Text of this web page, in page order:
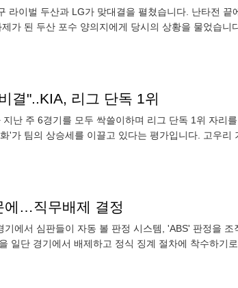
두산과 LG가 맞대결을 펼쳤습니다. 난타전 끝에 두산이 승리했
가 된 두산 포수 양의지에게 당시의 상황을 물었습니
결"..KIA, 리그 단독 1위
지난 주 6경기를 모두 싹쓸이하며 리그 단독 1위 자리
'가 팀의 상승세를 이끌고 있다는 평가입니다. 고우리
에…직무배제 결정
에서 심판들이 자동 볼 판정 시스템, 'ABS' 판정을
일단 경기에서 배제하고 정식 징계 절차에 착수하기